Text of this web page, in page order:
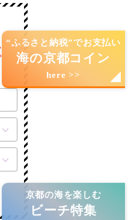
“ふるさと納税”でお支払い
海の京都コイン
here >>
京都の海を楽しむ
ビーチ特集